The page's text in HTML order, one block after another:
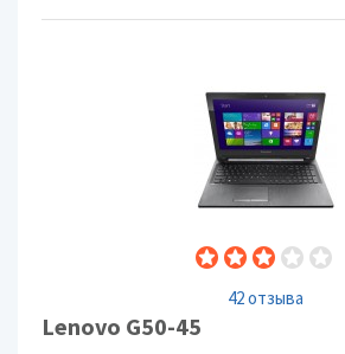
42 отзыва
Lenovo G50-45